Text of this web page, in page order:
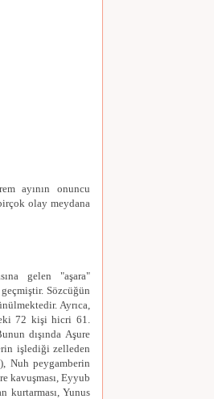
ayının onuncu
olay meydana
gelen "aşara"
Sözcüğün
Ayrıca,
72 kişi hicri 61.
dışında Aşure
işlediği zelleden
Nuh peygamberin
kavuşması, Eyyub
kurtarması, Yunus